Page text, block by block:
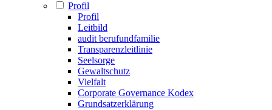
Profil
Profil
Leitbild
audit berufundfamilie
Transparenzleitlinie
Seelsorge
Gewaltschutz
Vielfalt
Corporate Governance Kodex
Grundsatzerklärung